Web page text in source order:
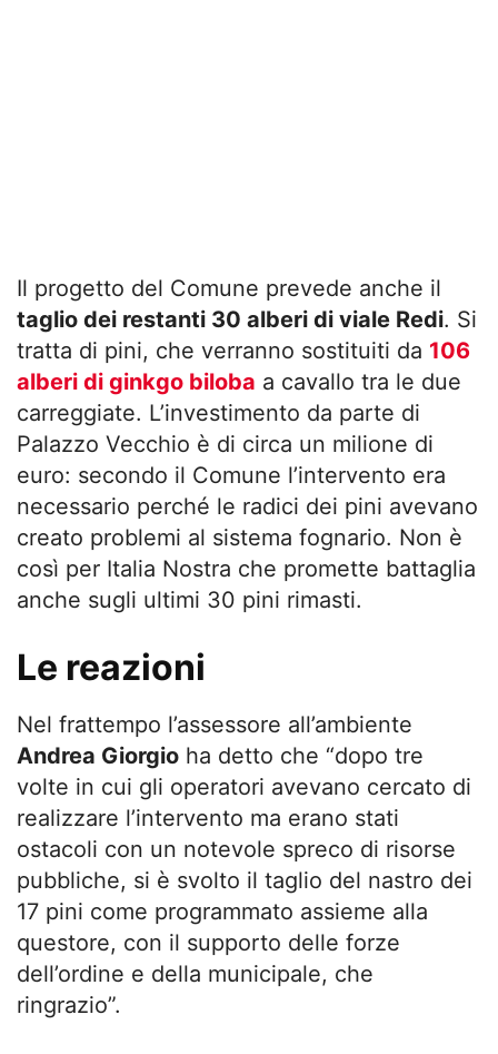
Il progetto del Comune prevede anche il
taglio dei restanti 30 alberi di viale Redi. Si
tratta di pini, che verranno sostituiti da 106
alberi di ginkgo biloba a cavallo tra le due
carreggiate. L’investimento da parte di
Palazzo Vecchio è di circa un milione di
euro: secondo il Comune l’intervento era
necessario perché le radici dei pini avevano
creato problemi al sistema fognario. Non è
così per Italia Nostra che promette battaglia
anche sugli ultimi 30 pini rimasti.
Le reazioni
Nel frattempo l’assessore all’ambiente
Andrea Giorgio ha detto che “dopo tre
volte in cui gli operatori avevano cercato di
realizzare l’intervento ma erano stati
ostacoli con un notevole spreco di risorse
pubbliche, si è svolto il taglio del nastro dei
17 pini come programmato assieme alla
questore, con il supporto delle forze
dell’ordine e della municipale, che
ringrazio”.